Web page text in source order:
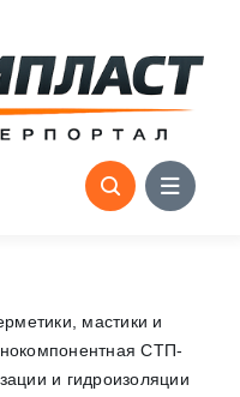
мастики и
СТП-
и гидроизоляции